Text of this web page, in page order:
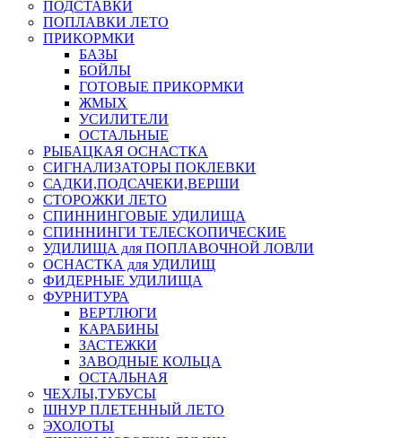
ПОДСТАВКИ
ПОПЛАВКИ ЛЕТО
ПРИКОРМКИ
БАЗЫ
БОЙЛЫ
ГОТОВЫЕ ПРИКОРМКИ
ЖМЫХ
УСИЛИТЕЛИ
ОСТАЛЬНЫЕ
РЫБАЦКАЯ ОСНАСТКА
СИГНАЛИЗАТОРЫ ПОКЛЕВКИ
САДКИ,ПОДСАЧЕКИ,ВЕРШИ
СТОРОЖКИ ЛЕТО
СПИННИНГОВЫЕ УДИЛИЩА
СПИННИНГИ ТЕЛЕСКОПИЧЕСКИЕ
УДИЛИЩА для ПОПЛАВОЧНОЙ ЛОВЛИ
ОСНАСТКА для УДИЛИЩ
ФИДЕРНЫЕ УДИЛИЩА
ФУРНИТУРА
ВЕРТЛЮГИ
КАРАБИНЫ
ЗАСТЕЖКИ
ЗАВОДНЫЕ КОЛЬЦА
ОСТАЛЬНАЯ
ЧЕХЛЫ,ТУБУСЫ
ШНУР ПЛЕТЕННЫЙ ЛЕТО
ЭХОЛОТЫ